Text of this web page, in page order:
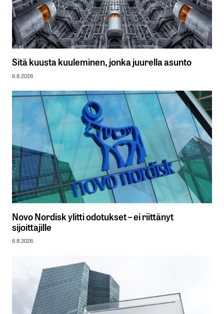
Sitä kuusta kuuleminen, jonka juurella asunto
6.8.2026
Novo Nordisk ylitti odotukset – ei riittänyt
sijoittajille
6.8.2026